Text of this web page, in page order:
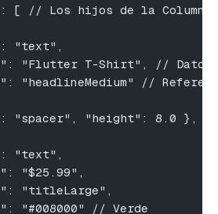
[ // Los hijos de la Columna
"text",
"Flutter T-Shirt", // Dato
"headlineMedium" //
"spacer", "height": 8.0 },
"text",
"$25.99",
"titleLarge",
"#008000" // Verde